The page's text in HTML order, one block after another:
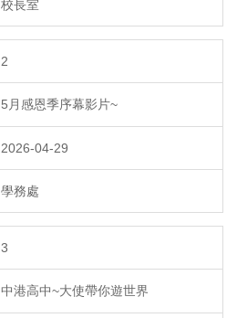
校長室
2
5月感恩季序幕影片~
2026-04-29
學務處
3
中港高中~大使帶你遊世界